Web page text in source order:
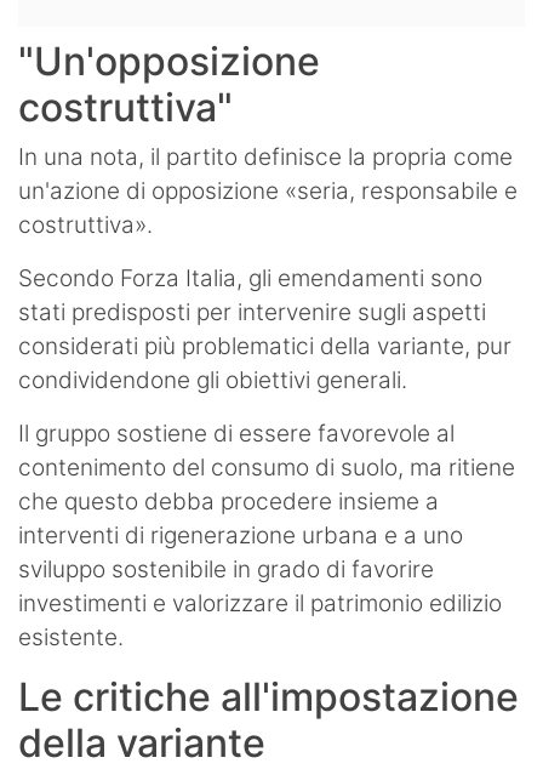
"Un'opposizione
costruttiva"
In una nota, il partito definisce la propria come
un'azione di opposizione «seria, responsabile e
costruttiva».
Secondo Forza Italia, gli emendamenti sono
stati predisposti per intervenire sugli aspetti
considerati più problematici della variante, pur
condividendone gli obiettivi generali.
Il gruppo sostiene di essere favorevole al
contenimento del consumo di suolo, ma ritiene
che questo debba procedere insieme a
interventi di rigenerazione urbana e a uno
sviluppo sostenibile in grado di favorire
investimenti e valorizzare il patrimonio edilizio
esistente.
Le critiche all'impostazione
della variante